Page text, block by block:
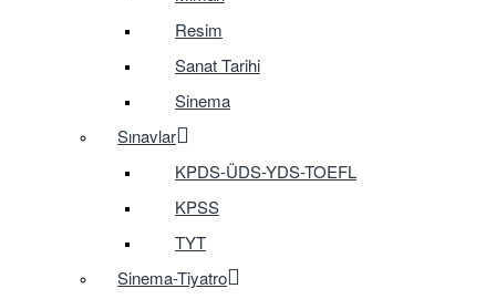
Resim
Sanat Tarihi
Sinema
Sınavlar
KPDS-ÜDS-YDS-TOEFL
KPSS
TYT
Sinema-Tiyatro